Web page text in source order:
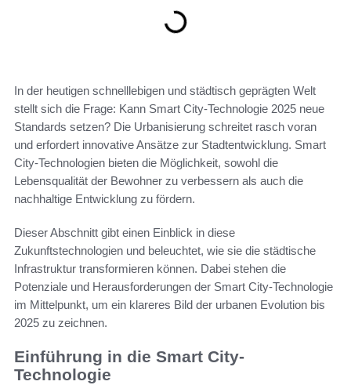
In der heutigen schnelllebigen und städtisch geprägten Welt
stellt sich die Frage: Kann Smart City-Technologie 2025 neue
Standards setzen? Die Urbanisierung schreitet rasch voran
und erfordert innovative Ansätze zur Stadtentwicklung. Smart
City-Technologien bieten die Möglichkeit, sowohl die
Lebensqualität der Bewohner zu verbessern als auch die
nachhaltige Entwicklung zu fördern.
Dieser Abschnitt gibt einen Einblick in diese
Zukunftstechnologien und beleuchtet, wie sie die städtische
Infrastruktur transformieren können. Dabei stehen die
Potenziale und Herausforderungen der Smart City-Technologie
im Mittelpunkt, um ein klareres Bild der urbanen Evolution bis
2025 zu zeichnen.
Einführung in die Smart City-
Technologie